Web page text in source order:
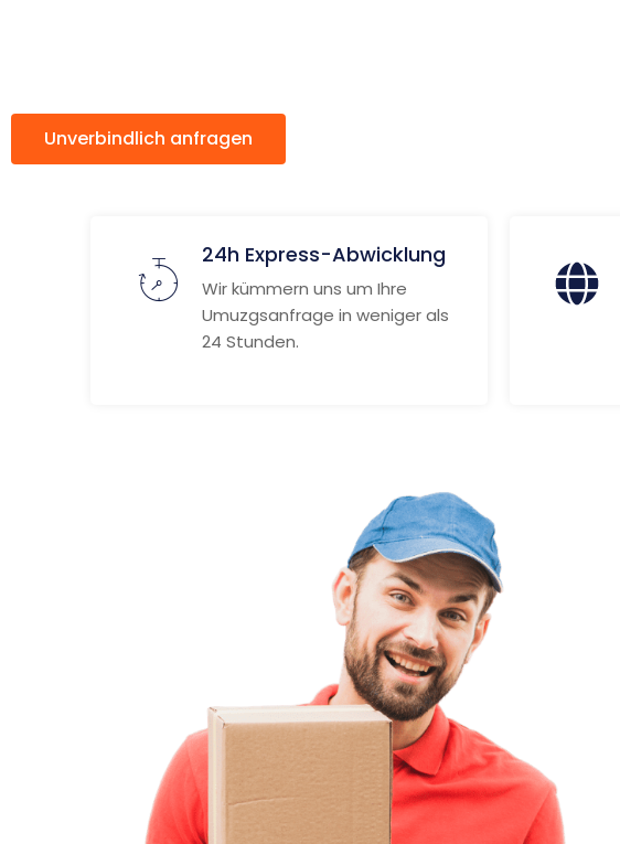
Unverbindlich anfragen
24h Express-Abwicklung
Wir kümmern uns um Ihre
Umuzgsanfrage in weniger als
24 Stunden.